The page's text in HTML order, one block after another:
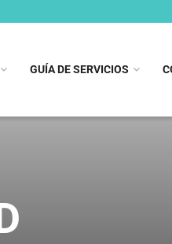
GUÍA DE SERVICIOS